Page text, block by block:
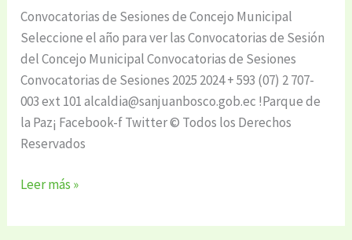
Convocatorias de Sesiones de Concejo Municipal
Seleccione el año para ver las Convocatorias de Sesión
del Concejo Municipal Convocatorias de Sesiones
Convocatorias de Sesiones 2025 2024 + 593 (07) 2 707-
003 ext 101 alcaldia@sanjuanbosco.gob.ec !Parque de
la Paz¡ Facebook-f Twitter © Todos los Derechos
Reservados
Leer más »